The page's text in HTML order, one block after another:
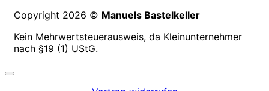
Copyright 2026 © Manuels Bastelkeller
Kein Mehrwertsteuerausweis, da Kleinunternehmer
nach §19 (1) UStG.